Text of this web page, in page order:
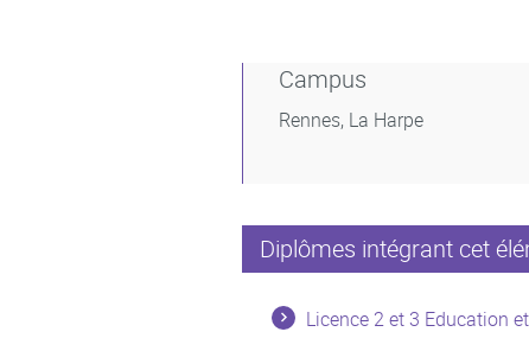
Campus
Rennes, La Harpe
Diplômes intégrant cet
Licence 2 et 3 Education